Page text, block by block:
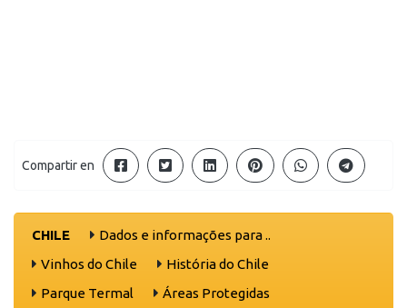
Compartir en
CHILE
Dados e informações para ..
Vinhos do Chile
História do Chile
Parque Termal
Áreas Protegidas